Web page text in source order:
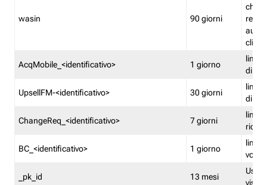
wasin 90 giorni
che
rete
clienti
AcqMobile_<identificativo> 1 giorno
limita
di
UpsellFM-<identificativo> 30 giorni
limita
di
ChangeReq_<identificativo> 7 giorni
limita
BC_<identificativo> 1 giorno
limita
_pk_id 13 mesi